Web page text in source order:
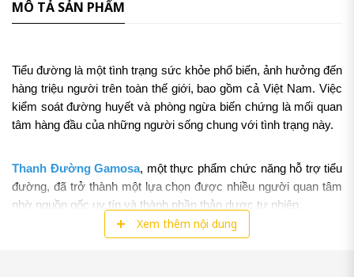
MÔ TẢ SẢN PHẨM
Tiểu đường là một tình trạng sức khỏe phổ biến, ảnh hưởng đến
hàng triệu người trên toàn thế giới, bao gồm cả Việt Nam. Việc
kiểm soát đường huyết và phòng ngừa biến chứng là mối quan
tâm hàng đầu của những người sống chung với tình trạng này.
Thanh Đường Gamosa, một thực phẩm chức năng hỗ trợ tiểu
đường, đã trở thành một lựa chọn được nhiều người quan tâm
nhờ nguồn gốc uy tín và thành phần thảo dược tự nhiên.
Xem thêm nội dung